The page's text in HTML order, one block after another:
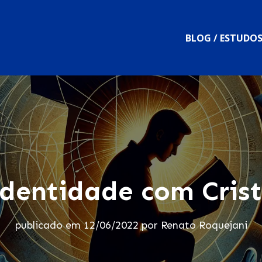
BLOG / ESTUDOS
com
publicado em12/06/2022por Renato Roquejani